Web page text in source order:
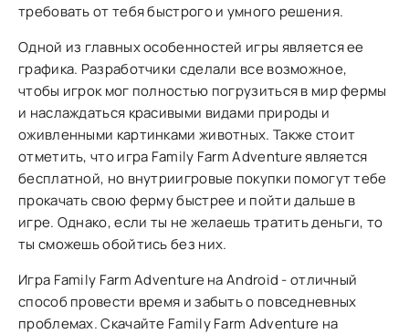
требовать от тебя быстрого и умного решения.
Одной из главных особенностей игры является ее
графика. Разработчики сделали все возможное,
чтобы игрок мог полностью погрузиться в мир фермы
и наслаждаться красивыми видами природы и
оживленными картинками животных. Также стоит
отметить, что игра Family Farm Adventure является
бесплатной, но внутриигровые покупки помогут тебе
прокачать свою ферму быстрее и пойти дальше в
игре. Однако, если ты не желаешь тратить деньги, то
ты сможешь обойтись без них.
Игра Family Farm Adventure на Android - отличный
способ провести время и забыть о повседневных
проблемах. Скачайте Family Farm Adventure на